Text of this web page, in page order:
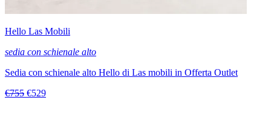
Hello Las Mobili
sedia con schienale alto
Sedia con schienale alto Hello di Las mobili in Offerta Outlet
€755 €529